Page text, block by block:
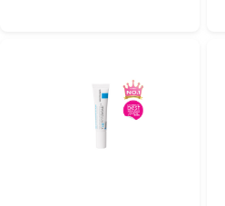
DIPIVALATE, BEHENYL ALCOHOL,
MACADAMIATE, WATER (AQUA),
GLYSERYL ISOSTEARATE, PEG-5
XANTHAN GUM, PHENOXYETHANOL,
METABISULFITE, TOCOPHEROL, IRON